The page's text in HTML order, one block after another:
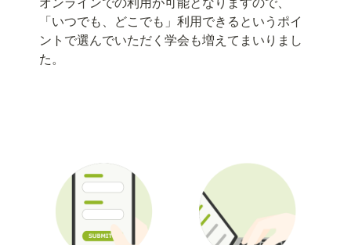
「いつでも、どこでも」利用できるというポイ
ントで選んでいただく学会も増えてまいりまし
た。